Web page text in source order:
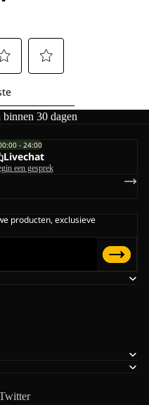
30 dagen
- 24:00
Livechat
een gesprek
producten, exclusieve